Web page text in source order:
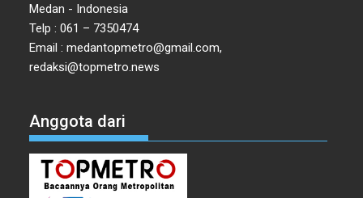
Medan - Indonesia
Telp : 061 – 7350474
Email : medantopmetro@gmail.com,
redaksi@topmetro.news
Anggota dari